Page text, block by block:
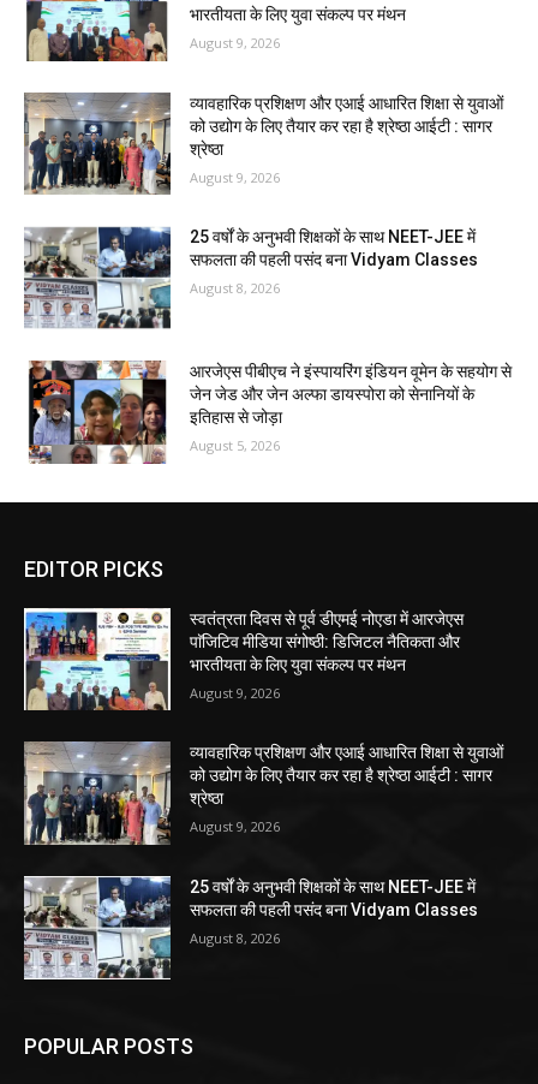
भारतीयता के लिए युवा संकल्प पर मंथन
August 9, 2026
व्यावहारिक प्रशिक्षण और एआई आधारित शिक्षा से युवाओं
को उद्योग के लिए तैयार कर रहा है श्रेष्ठा आईटी : सागर
श्रेष्ठा
August 9, 2026
25 वर्षों के अनुभवी शिक्षकों के साथ NEET-JEE में
सफलता की पहली पसंद बना Vidyam Classes
August 8, 2026
आरजेएस पीबीएच ने इंस्पायरिंग इंडियन वूमेन के सहयोग से
जेन जेड और जेन अल्फा डायस्पोरा को सेनानियों के
इतिहास से जोड़ा
August 5, 2026
EDITOR PICKS
स्वतंत्रता दिवस से पूर्व डीएमई नोएडा में आरजेएस
पाॅजिटिव मीडिया संगोष्ठी: डिजिटल नैतिकता और
भारतीयता के लिए युवा संकल्प पर मंथन
August 9, 2026
व्यावहारिक प्रशिक्षण और एआई आधारित शिक्षा से युवाओं
को उद्योग के लिए तैयार कर रहा है श्रेष्ठा आईटी : सागर
श्रेष्ठा
August 9, 2026
25 वर्षों के अनुभवी शिक्षकों के साथ NEET-JEE में
सफलता की पहली पसंद बना Vidyam Classes
August 8, 2026
POPULAR POSTS